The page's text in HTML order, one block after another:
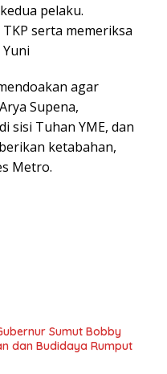
pelaku.
serta memeriksa
agar
Supena,
sisi Tuhan YME, dan
ketabahan,
Metro.
Sumut Bobby
dan Budidaya Rumput